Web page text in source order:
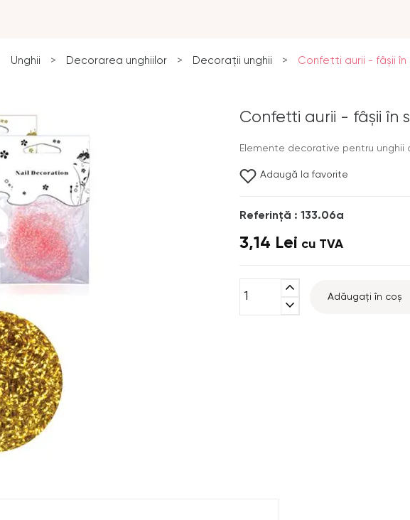
Unghii > Decorarea unghiilor > Decorații unghii > Confetti aurii - fâşii în
Confetti aurii - fâşii în
Elemente decorative pentru unghii
Adaugă la favorite
Referinţă : 133.06a
3,14 Lei cu TVA
expand_less
expand_more
Adăugați în coș